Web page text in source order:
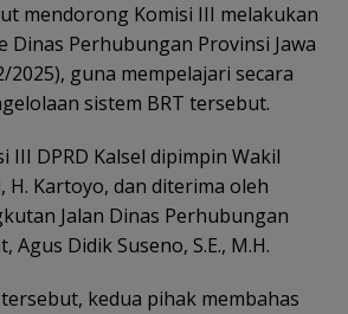
mendorong Komisi III melakukan
Dinas Perhubungan Provinsi Jawa
2025), guna mempelajari secara
sistem BRT tersebut.
III DPRD Kalsel dipimpin Wakil
H. Kartoyo, dan diterima oleh
Jalan Dinas Perhubungan
Agus Didik Suseno, S.E., M.H.
kedua pihak membahas